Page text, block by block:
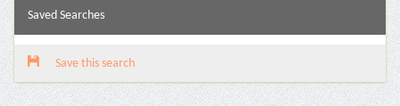
Saved Searches
Save this search